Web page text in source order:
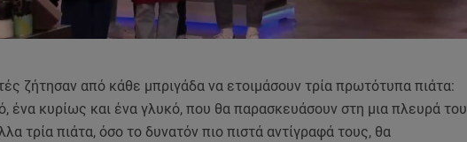
ζήτησαν από κάθε μπριγάδα να ετοιμάσουν τρία πρωτότυπα πιάτα:
ένα κυρίως και ένα γλυκό, που θα παρασκευάσουν στη μια πλευρά του
τρία πιάτα, όσο το δυνατόν πιο πιστά αντίγραφά τους, θα